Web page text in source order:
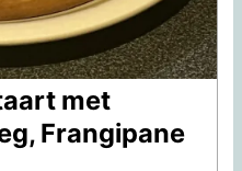
met
Frangipane